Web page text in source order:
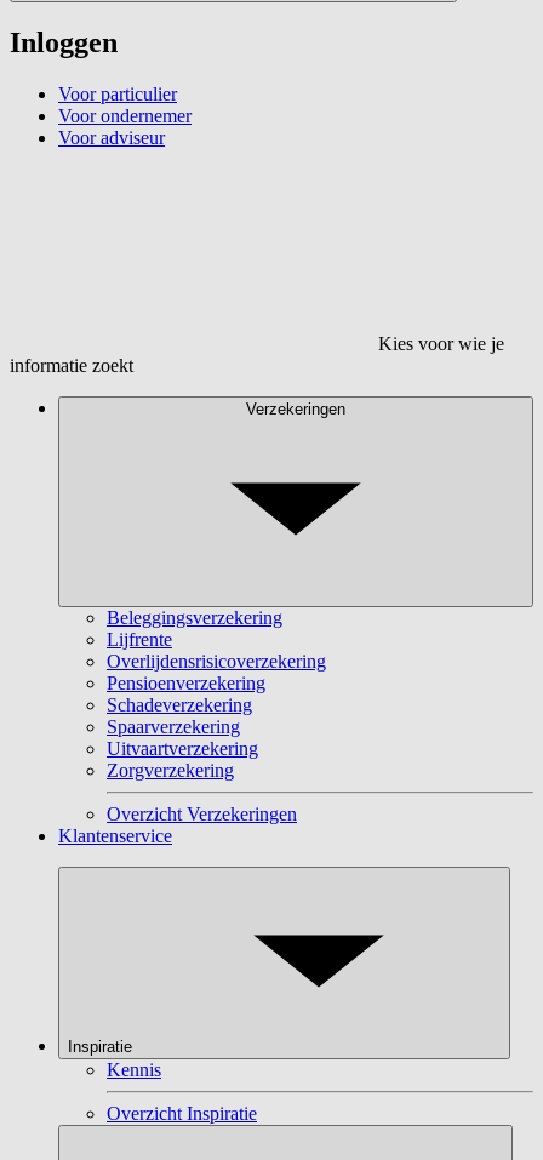
Inloggen
Voor particulier
Voor ondernemer
Voor adviseur
Kies voor wie je
informatie zoekt
Verzekeringen
Beleggingsverzekering
Lijfrente
Overlijdensrisicoverzekering
Pensioenverzekering
Schadeverzekering
Spaarverzekering
Uitvaartverzekering
Zorgverzekering
Overzicht Verzekeringen
Klantenservice
Inspiratie
Kennis
Overzicht Inspiratie